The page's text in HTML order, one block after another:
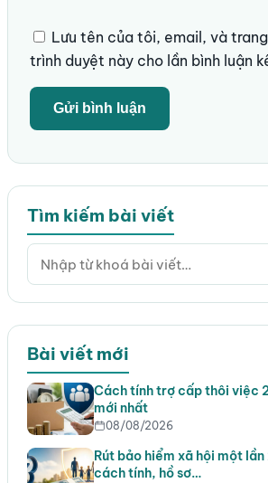
Lưu tên của tôi, email, và
trình duyệt này cho lần bình luận
Tìm kiếm bài viết
Bài viết mới
Cách tính trợ cấp thôi việc
mới nhất
08/08/2026
Rút bảo hiểm xã hội một
cách tính, hồ sơ…